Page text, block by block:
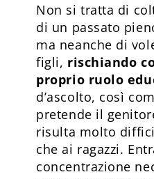
Non si tratta di
di un passato
ma neanche di
figli, rischiando
proprio ruolo
d’ascolto, così
pretende il
risulta molto
che ai ragazzi.
concentrazione